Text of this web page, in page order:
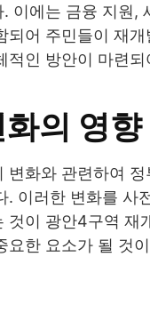
이에는 금융 지원,
되어 주민들이 재
적인 방안이 마련되
의 영향
변화와 관련하여 정
. 이러한 변화를 사
것이 광안4구역 재
요한 요소가 될 것